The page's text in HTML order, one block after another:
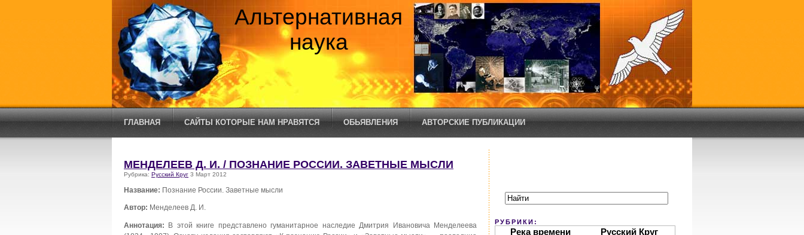
Альтернативная
наука
ГЛАВНАЯ САЙТЫ КОТОРЫЕ НАМ НРАВЯТСЯ ОБЬЯВЛЕНИЯ АВТОРСКИЕ ПУБЛИКАЦИИ
МЕНДЕЛЕЕВ Д. И. / ПОЗНАНИЕ РОССИИ. ЗАВЕТНЫЕ МЫСЛИ
Рубрика: Русский Круг 3 Март 2012
Название: Познание России. Заветные мысли
Автор: Менделеев Д. И.
Аннотация: В этой книге представлено гуманитарное наследие Дмитрия Ивановича Менделеева
РУБРИКИ:
Река времени
Русский Круг